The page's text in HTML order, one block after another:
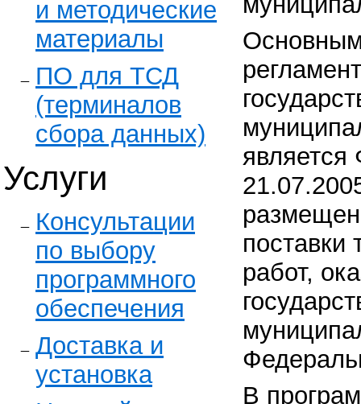
и методические
материалы
ПО для ТСД
(терминалов
сбора данных)
Услуги
Консультации
по выбору
программного
обеспечения
Доставка и
установка
является
поставки
работ,
В